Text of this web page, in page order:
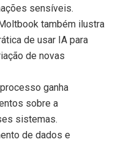
sensíveis.
também ilustra
de usar IA para
de novas
ganha
sobre a
sistemas.
de dados e